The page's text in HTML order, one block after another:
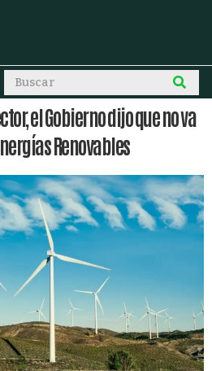
el Gobierno dijo que no va
Renovables